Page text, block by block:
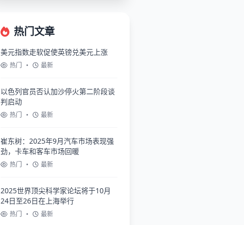
热门文章
美元指数走软促使英镑兑美元上涨
热门 • 最新
以色列官员否认加沙停火第二阶段谈
判启动
热门 • 最新
崔东树：2025年9月汽车市场表现强
劲，卡车和客车市场回暖
热门 • 最新
2025世界顶尖科学家论坛将于10月
24日至26日在上海举行
热门 • 最新